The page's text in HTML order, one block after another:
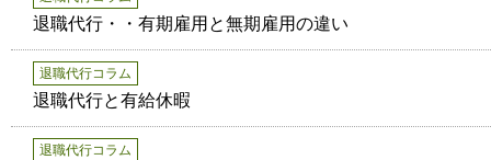
退職代行・・有期雇用と無期雇用の違い
退職代行コラム
退職代行と有給休暇
退職代行コラム